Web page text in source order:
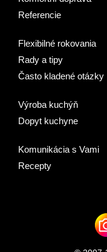
Referencie
Flexibilné rokovania
Rady a tipy
Často kladené otázky
Výroba kuchýň
Dopyt kuchyne
Komunikácia s Vami
Recepty